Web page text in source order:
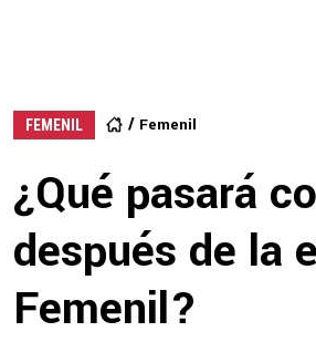
FEMENIL Femenil
¿Qué pasará
después de la
Femenil?